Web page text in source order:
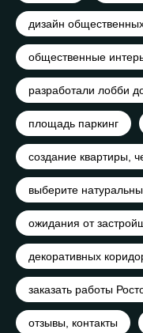
дизайн
общественные
разработали лобби
площадь паркинг
создание квартиры,
выберите
ожидания от
декоративных
заказать работы
отзывы, контакты